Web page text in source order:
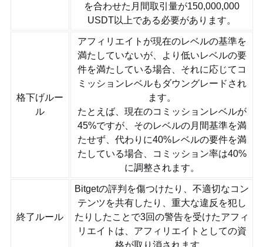
を合わせた月間取引量が150,000,000
USDT以上である必要があります。
格下げルー
ル
アフィリエイトが現在のレベルの基準を
満たしていないが、より低いレベルの要
件を満たしている場合、それに応じてコ
ミッションレベルもダウングレードされ
ます。
たとえば、現在のコミッションレベルが
45%ですが、そのレベルの月間基準を満
たせず、代わりに40%レベルの要件を満
たしている場合、コミッション率は40%
に調整されます。
終了ルール
Bitgetの評判を傷つけたり、不適切なコン
テンツを共有したり、重大な違反を犯し
たりしたことで3回の警告を受けたアフィ
リエイトは、アフィリエイトとしての資
格が取り消されます。